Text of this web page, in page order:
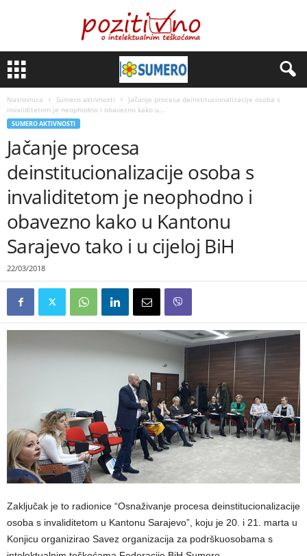
Naslovnica Sumero aktivnosti
Jačanje procesa deinstitucionalizacije osoba s
invaliditetom je neophodno i obavezno kako u...
SUMERO AKTIVNOSTI
Jačanje procesa
deinstitucionalizacije osoba s
invaliditetom je neophodno i
obavezno kako u Kantonu
Sarajevo tako i u cijeloj BiH
22/03/2018
Zaključak je to radionice “Osnaživanje procesa deinstitucionalizacije
osoba s invaliditetom u Kantonu Sarajevo”, koju je 20. i 21. marta u
Konjicu organizirao Savez organizacija za podrškuosobama s